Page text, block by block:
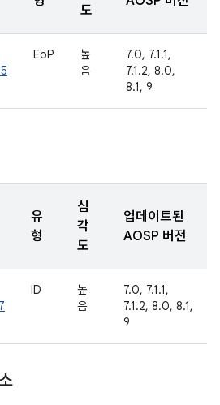
도
EoP
높
음
7.0, 7.1.1,
7.1.2, 8.0,
8.1, 9
유
형
심
각
도
업데이트된
AOSP 버전
ID
높
음
7.0, 7.1.1,
7.1.2, 8.0, 8.1,
9